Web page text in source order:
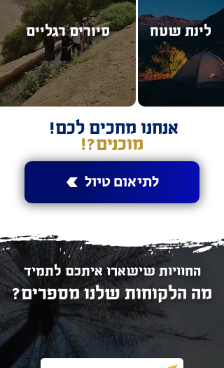
סיורים רגליים לינת שטח
אנחנו מחכים לכם!
מוכנים?!
לתיאום טיול
החוויות שישארו איתכם לתמיד
מה הלקוחות שלנו מספרים?